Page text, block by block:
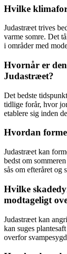
Hvilke
Judastræet trives
varme somre. Det
i områder med
Hvornår er
Judastræet?
Det bedste
tidlige forår, hvor
etablere sig inden
Hvordan
Judastræet kan
bedst om
sås om efteråret og
Hvilke
modtageligt
Judastræet kan
kan suges
overfor